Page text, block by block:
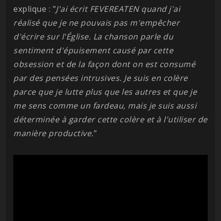
explique : "J'ai écrit FEVEREATEN quand j'ai
réalisé que je ne pouvais pas m'empêcher
d'écrire sur l'Église. La chanson parle du
sentiment d'épuisement causé par cette
obsession et de la façon dont on est consumé
par des pensées intrusives. Je suis en colère
parce que je lutte plus que les autres et que je
me sens comme un fardeau, mais je suis aussi
déterminée à garder cette colère et à l'utiliser de
manière productive."